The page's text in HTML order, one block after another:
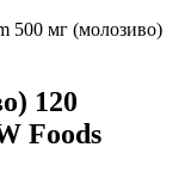
500 мг (молозиво)
120
Foods